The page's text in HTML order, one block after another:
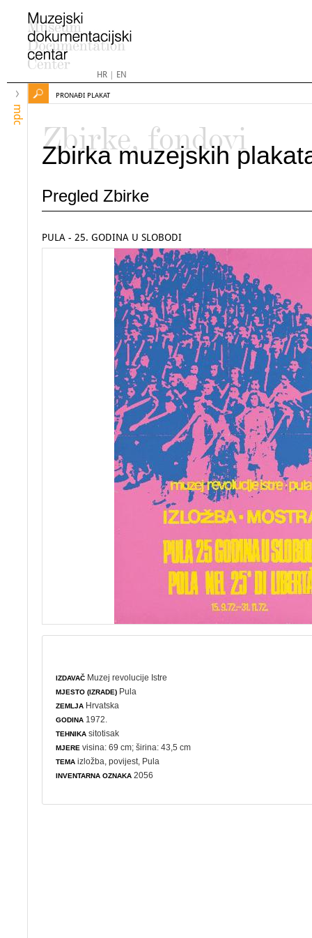
HR| EN
mdc
PRONAĐI PLAKAT
Zbirke, fondovi
Zbirka muzejskih
Pregled Zbirke
PULA - 25. GODINA U SLOBODI
IZDAVAČ Muzej revolucije Istre
MJESTO (IZRADE) Pula
ZEMLJA Hrvatska
GODINA 1972.
TEHNIKA sitotisak
MJERE visina: 69 cm; širina: 43,5 cm
TEMA izložba ,povijest , Pula
INVENTARNA OZNAKA 2056